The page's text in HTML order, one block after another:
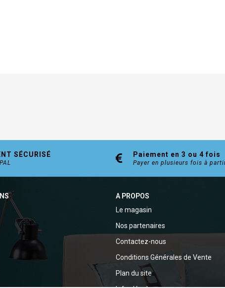
SÉCURISÉ Paiement en 3 ou 4 fois
Payer en plusieurs fois à
A PROPOS
Le magasin
Nos partenaires
Contactez-nous
Conditions Générales de Vente
Plan du site